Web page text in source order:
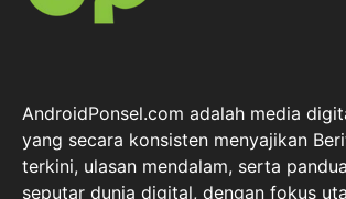
AndroidPonsel.com adalah media
yang secara konsisten menyajikan
terkini, ulasan mendalam, serta
seputar dunia digital, dengan fokus